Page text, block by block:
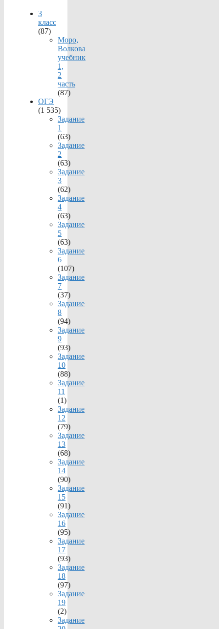
3
класс
(87)
Моро,
Волкова
учебник
1,
2
часть
(87)
ОГЭ
(1 535)
Задание
1
(63)
Задание
2
(63)
Задание
3
(62)
Задание
4
(63)
Задание
5
(63)
Задание
6
(107)
Задание
7
(37)
Задание
8
(94)
Задание
9
(93)
Задание
10
(88)
Задание
11
(1)
Задание
12
(79)
Задание
13
(68)
Задание
14
(90)
Задание
15
(91)
Задание
16
(95)
Задание
17
(93)
Задание
18
(97)
Задание
19
(2)
Задание